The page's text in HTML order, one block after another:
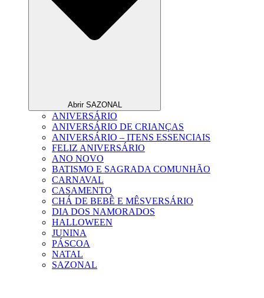
Abrir SAZONAL
ANIVERSÁRIO
ANIVERSÁRIO DE CRIANÇAS
ANIVERSÁRIO – ITENS ESSENCIAIS
FELIZ ANIVERSÁRIO
ANO NOVO
BATISMO E SAGRADA COMUNHÃO
CARNAVAL
CASAMENTO
CHÁ DE BEBÊ E MÊSVERSÁRIO
DIA DOS NAMORADOS
HALLOWEEN
JUNINA
PÁSCOA
NATAL
SAZONAL